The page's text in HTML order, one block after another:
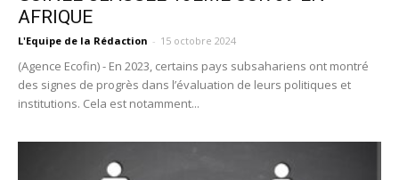
AFRIQUE
L'Equipe de la Rédaction - 15 octobre 2024
(Agence Ecofin) - En 2023, certains pays subsahariens ont montré
des signes de progrès dans l’évaluation de leurs politiques et
institutions. Cela est notamment...